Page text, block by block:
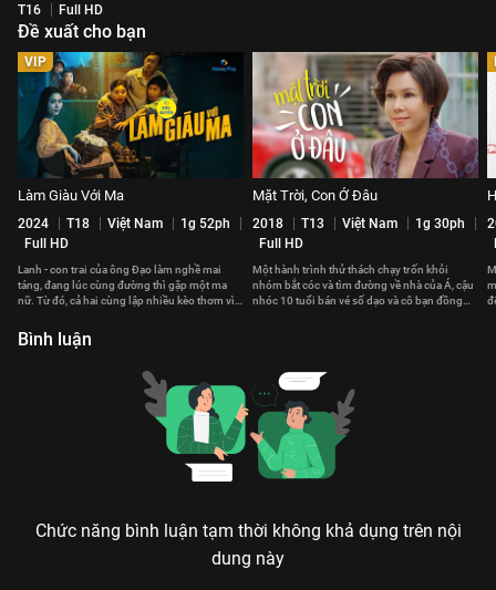
T16 Full HD
Đề xuất cho bạn
VIP
Làm Giàu Với Ma
2024 T18 Việt Nam
1g 52ph
Full HD
Lanh - con trai của ông Đạo làm nghề mai
táng, đang lúc cùng đường thì gặp một ma
nữ. Từ đó, cả hai cùng lập nhiều kèo thơm vì
Mặt Trời, Con Ở Đâu
2018 T13 Việt Nam
1g 30ph
Full HD
Một hành trình thử thách chạy trốn khỏi
nhóm bắt cóc và tìm đường về nhà của Á, cậu
nhóc 10 tuổi bán vé số dạo và cô bạn đồng
Bình luận
Chức năng bình luận tạm thời không khả dụng trên nội
dung này